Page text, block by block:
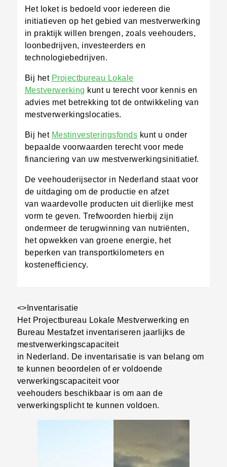
Het loket is bedoeld voor iedereen die
initiatieven op het gebied van mestverwerking
in praktijk willen brengen, zoals veehouders,
loonbedrijven, investeerders en
technologiebedrijven.
Bij het Projectbureau Lokale
Mestverwerking kunt u terecht voor kennis en
advies met betrekking tot de ontwikkeling van
mestverwerkingslocaties.
Bij het Mestinvesteringsfonds kunt u onder
bepaalde voorwaarden terecht voor mede
financiering van uw mestverwerkingsinitiatief.
De veehouderijsector in Nederland staat voor
de uitdaging om de productie en afzet
van waardevolle producten uit dierlijke mest
vorm te geven. Trefwoorden hierbij zijn
ondermeer de terugwinning van nutriënten,
het opwekken van groene energie, het
beperken van transportkilometers en
kostenefficiency.
<>Inventarisatie
Het Projectbureau Lokale Mestverwerking en
Bureau Mestafzet inventariseren jaarlijks de
mestverwerkingscapaciteit
in Nederland. De inventarisatie is van belang om
te kunnen beoordelen of er voldoende
verwerkingscapaciteit voor
veehouders beschikbaar is om aan de
verwerkingsplicht te kunnen voldoen.